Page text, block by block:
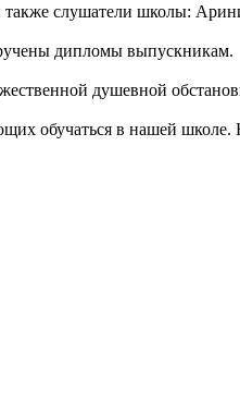
также слушатели школы:
дипломы выпускникам.
душевной
обучаться в нашей школе.